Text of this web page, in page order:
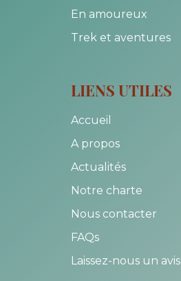
En amoureux
Trek et aventures
LIENS UTILES
Accueil
A propos
Actualités
Notre charte
Nous contacter
FAQs
Laissez-nous un avis